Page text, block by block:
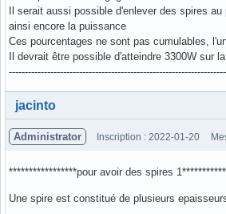
Il serait aussi possible d'enlever des spires
ainsi encore la puissance
Ces pourcentages ne sont pas cumulables,
Il devrait être possible d'atteindre 3300W sur
Hors ligne
jacinto
Administrator Inscription : 2022-01-20
*****************pour avoir des spires
Une spire est constitué de plusieurs